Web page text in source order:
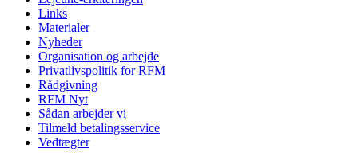
Links
Materialer
Nyheder
Organisation og arbejde
Privatlivspolitik for RFM
Rådgivning
RFM Nyt
Sådan arbejder vi
Tilmeld betalingsservice
Vedtægter